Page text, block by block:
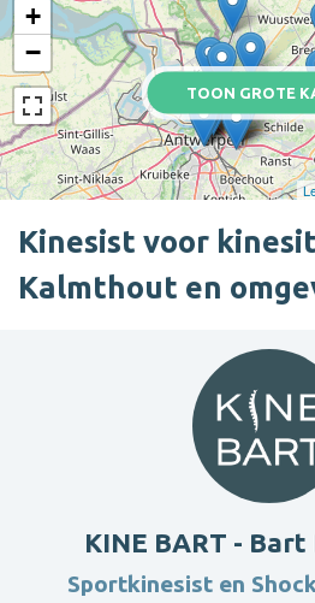
TOON GROTE
+
−
Kinesist voor
Kalmthout en
KINE BART -
Sportkinesist en